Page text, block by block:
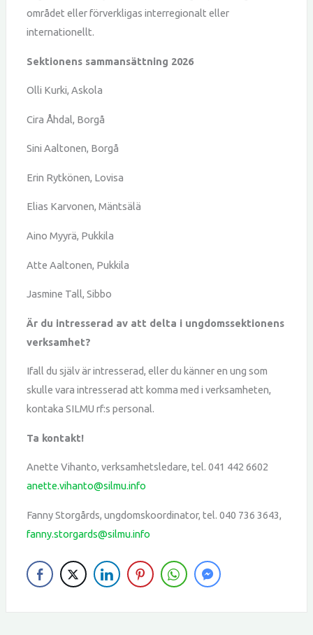
området eller förverkligas interregionalt eller
internationellt.
Sektionens sammansättning 2026
Olli Kurki, Askola
Cira Åhdal, Borgå
Sini Aaltonen, Borgå
Erin Rytkönen, Lovisa
Elias Karvonen, Mäntsälä
Aino Myyrä, Pukkila
Atte Aaltonen, Pukkila
Jasmine Tall, Sibbo
Är du intresserad av att delta i ungdomssektionens
verksamhet?
Ifall du själv är intresserad, eller du känner en ung som
skulle vara intresserad att komma med i verksamheten,
kontaka SILMU rf:s personal.
Ta kontakt!
Anette Vihanto, verksamhetsledare, tel. 041 442 6602
anette.vihanto@silmu.info
Fanny Storgårds, ungdomskoordinator, tel. 040 736 3643,
fanny.storgards@silmu.info